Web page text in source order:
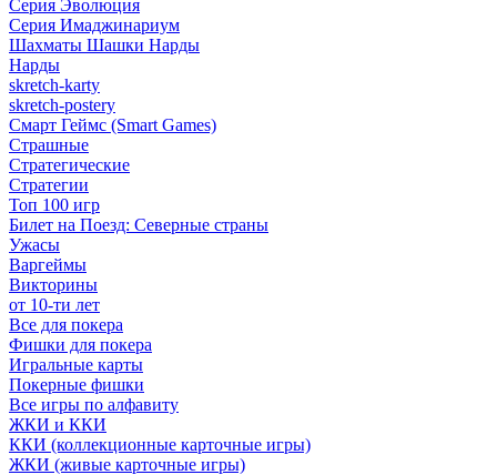
Серия Эволюция
Серия Имаджинариум
Шахматы Шашки Нарды
Нарды
skretch-karty
skretch-postery
Смарт Геймс (Smart Games)
Страшные
Стратегические
Стратегии
Топ 100 игр
Билет на Поезд: Северные страны
Ужасы
Варгеймы
Викторины
от 10-ти лет
Все для покера
Фишки для покера
Игральные карты
Покерные фишки
Все игры по алфавиту
ЖКИ и ККИ
ККИ (коллекционные карточные игры)
ЖКИ (живые карточные игры)